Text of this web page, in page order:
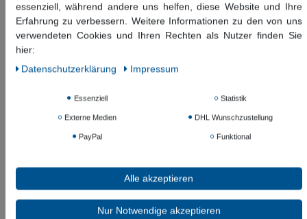
Inhalt1Stück
Versandfertig ca. 60-120 Tagen
In den Warenkorb
Beschreibung
essenziell, während andere uns helfen, diese Website und Ihre
Erfahrung zu verbessern. Weitere Informationen zu den von uns
verwendeten Cookies und Ihren Rechten als Nutzer finden Sie
hier:
Daten­schutz­erklärung
Impressum
Essenziell Statistik
Externe Medien DHL Wunschzustellung
PayPal Funktional
Alle akzeptieren
Nur Notwendige akzeptieren